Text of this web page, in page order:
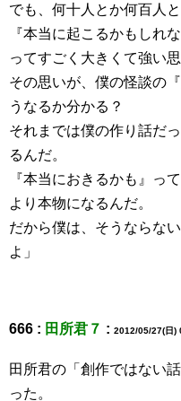
でも、何十人とか何百人
『本当に起こるかもしれ
ってすごく大きくて強い
その思いが、僕の怪談の
うなるか分かる？
それまでは僕の作り話だ
るんだ。
『本当におきるかも』っ
より本物になるんだ。
だから僕は、そうならな
よ」
666 : 田所君７ : 2012/05/27(日)
田所君の「創作ではない
った。